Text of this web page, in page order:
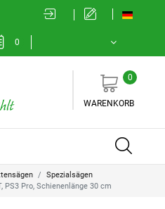
0
0
WARENKORB
Spezialsägen
PS3 Pro, Schienenlänge 30 cm